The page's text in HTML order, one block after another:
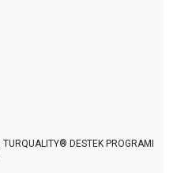
TURQUALITY® DESTEK PROGRAMI